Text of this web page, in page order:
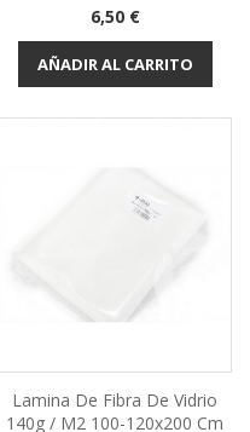
Precio
6,50 €
AÑADIR AL CARRITO
Lamina De Fibra De Vidrio
140g / M2 100-120x200 Cm